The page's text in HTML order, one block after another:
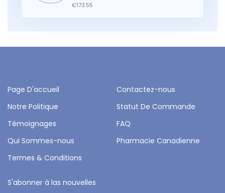
€173.55
Page D'accueil
Contactez-nous
Notre Politique
Statut De Commande
Témoignages
FAQ
Qui Sommes-nous
Pharmacie Canadienne
Termes & Conditions
S'abonner à las nouvelles